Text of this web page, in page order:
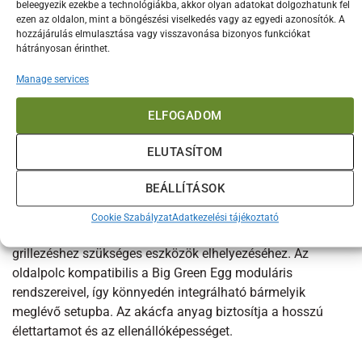
beleegyezik ezekbe a technológiákba, akkor olyan adatokat dolgozhatunk fel
ezen az oldalon, mint a böngészési viselkedés vagy az egyedi azonosítók. A
hozzájárulás elmulasztása vagy visszavonása bizonyos funkciókat
hátrányosan érinthet.
Manage services
ELFOGADOM
ELUTASÍTOM
BEÁLLÍTÁSOK
Cookie SzabályzatAdatkezelési tájékoztató
így nem foglal fölösleges helyet. Ez a tulajdonság
különösen hasznos kis kertekben vagy teraszokon.
Az oldalpolc kiváló választás mindazoknak, akik szeretnek
grillezni, és fontos számukra, hogy minden eszközük
kéznél legyen. Az extra munkaterület lehetővé teszi a
hatékonyabb és rendezettebb előkészítést, ami végső soron
hozzájárul a sikeres grillezéshez.
Méretek és kompatibilitás
A moduláris asztalhoz oldalpolc mérete 16” x 25” (kb. 40 x
grillezéshez szükséges eszközök elhelyezéséhez. Az
oldalpolc kompatibilis a Big Green Egg moduláris
rendszereivel, így könnyedén integrálható bármelyik
meglévő setupba. Az akácfa anyag biztosítja a hosszú
élettartamot és az ellenállóképességet.